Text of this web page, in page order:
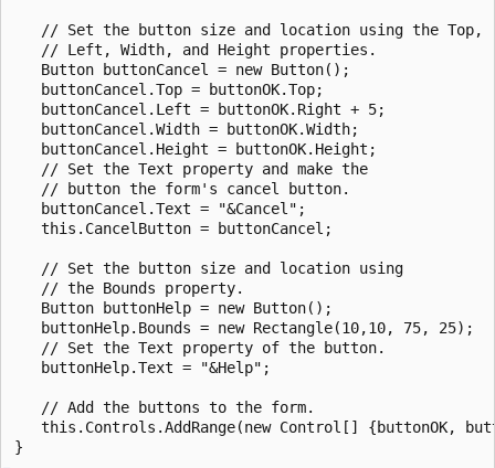
   // Set the button size and location using the Top,
   // Left, Width, and Height properties.
   Button buttonCancel = new Button();
   buttonCancel.Top = buttonOK.Top;
   buttonCancel.Left = buttonOK.Right + 5;
   buttonCancel.Width = buttonOK.Width;
   buttonCancel.Height = buttonOK.Height;
   // Set the Text property and make the
   // button the form's cancel button.
   buttonCancel.Text = "&Cancel";
   this.CancelButton = buttonCancel;
   // Set the button size and location using
   // the Bounds property.
   Button buttonHelp = new Button();
   buttonHelp.Bounds = new Rectangle(10,10, 75, 25);
   // Set the Text property of the button.
   buttonHelp.Text = "&Help";
   // Add the buttons to the form.
this.Controls.AddRange(new Control[] {buttonOK,